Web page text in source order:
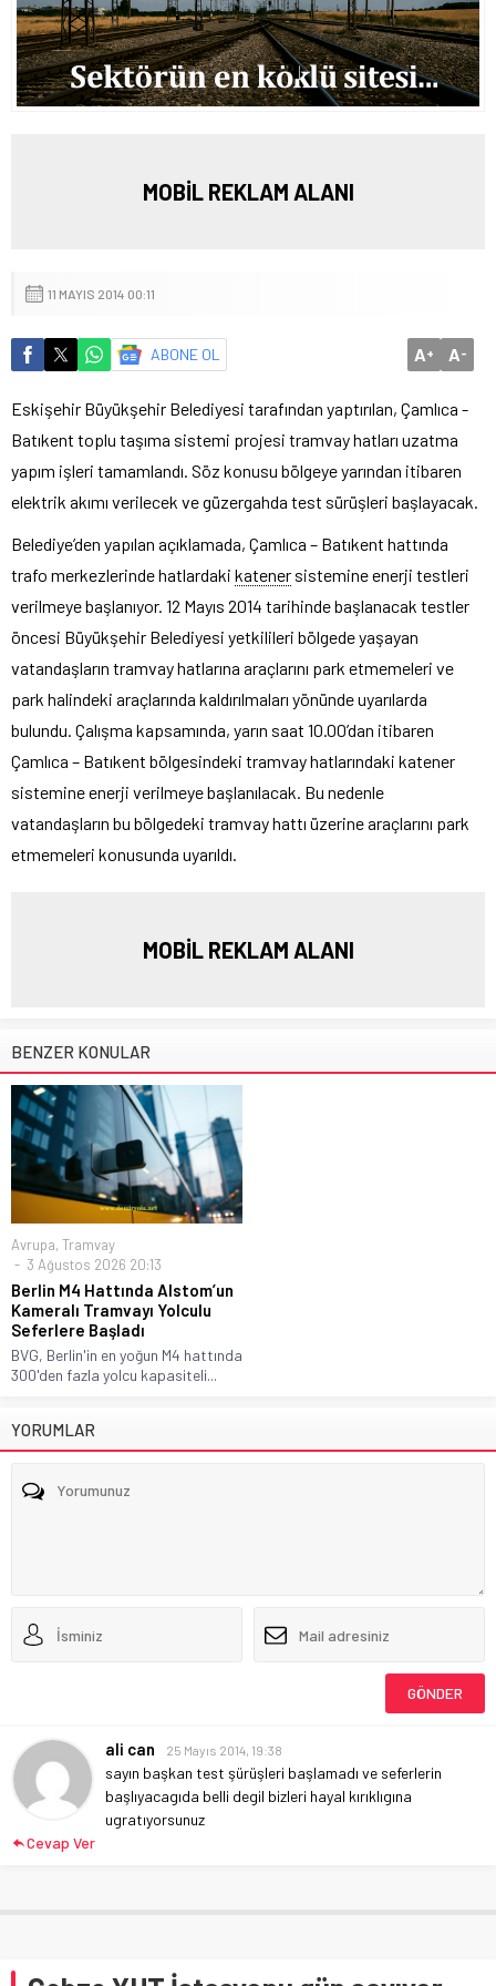
MOBİL REKLAM ALANI
11 MAYIS 2014 00:11
ABONE OL A+ A-
Eskişehir Büyükşehir Belediyesi tarafından yaptırılan, Çamlıca -
Batıkent toplu taşıma sistemi projesi tramvay hatları uzatma
yapım işleri tamamlandı. Söz konusu bölgeye yarından itibaren
elektrik akımı verilecek ve güzergahda test sürüşleri başlayacak.
Belediye’den yapılan açıklamada, Çamlıca – Batıkent hattında
trafo merkezlerinde hatlardaki katener sistemine enerji testleri
verilmeye başlanıyor. 12 Mayıs 2014 tarihinde başlanacak testler
öncesi Büyükşehir Belediyesi yetkilileri bölgede yaşayan
vatandaşların tramvay hatlarına araçlarını park etmemeleri ve
park halindeki araçlarında kaldırılmaları yönünde uyarılarda
bulundu. Çalışma kapsamında, yarın saat 10.00’dan itibaren
Çamlıca – Batıkent bölgesindeki tramvay hatlarındaki katener
sistemine enerji verilmeye başlanılacak. Bu nedenle
vatandaşların bu bölgedeki tramvay hattı üzerine araçlarını park
etmemeleri konusunda uyarıldı.
MOBİL REKLAM ALANI
BENZER KONULAR
Avrupa, Tramvay
3 Ağustos 2026 20:13
Berlin M4 Hattında Alstom’un
Kameralı Tramvayı Yolculu
Seferlere Başladı
BVG, Berlin'in en yoğun M4 hattında
300'den fazla yolcu kapasiteli...
YORUMLAR
ali can 25 Mayıs 2014, 19:38
sayın başkan test şürüşleri başlamadı ve seferlerin
başlıyacagıda belli degil bizleri hayal kırıklıgına
ugratıyorsunuz
Cevap Ver